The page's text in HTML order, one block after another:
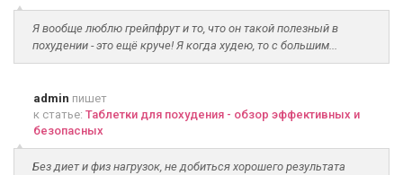
Я вообще люблю грейпфрут и то, что он такой полезный в
похудении - это ещё круче! Я когда худею, то с большим...
admin пишет
к статье: Таблетки для похудения - обзор эффективных и
безопасных
Без диет и физ нагрузок, не добиться хорошего результата